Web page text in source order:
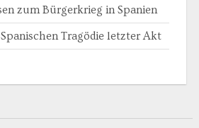
zum Bürgerkrieg in Spanien
Tragödie letzter Akt